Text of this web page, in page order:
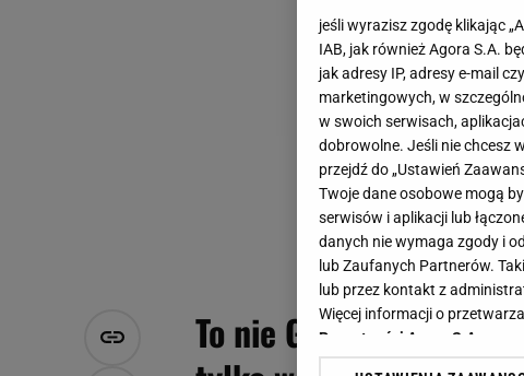
To nie Gdańsk ani
jeśli wyrazisz zgodę klikając
IAB, jak również Agora S.A.
jak adresy IP, adresy e-mail
marketingowych, w
w swoich serwisach,
dobrowolne. Jeśli nie chcesz
przejdź do „Ustawień
Twoje dane osobowe mogą
serwisów i aplikacji lub
danych nie wymaga zgody i
lub Zaufanych Partnerów.
lub przez kontakt z
Więcej informacji o
Prywatności Agora S.A.